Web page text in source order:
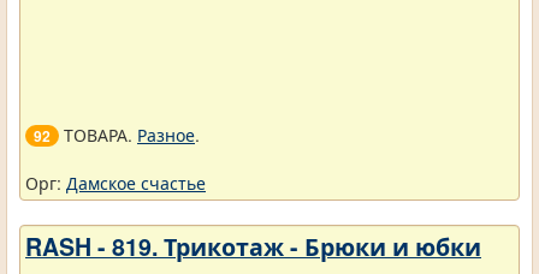
92 ТОВАРА. Разное.
Орг: Дамское счастье
RASH - 819. Трикотаж - Брюки и юбки